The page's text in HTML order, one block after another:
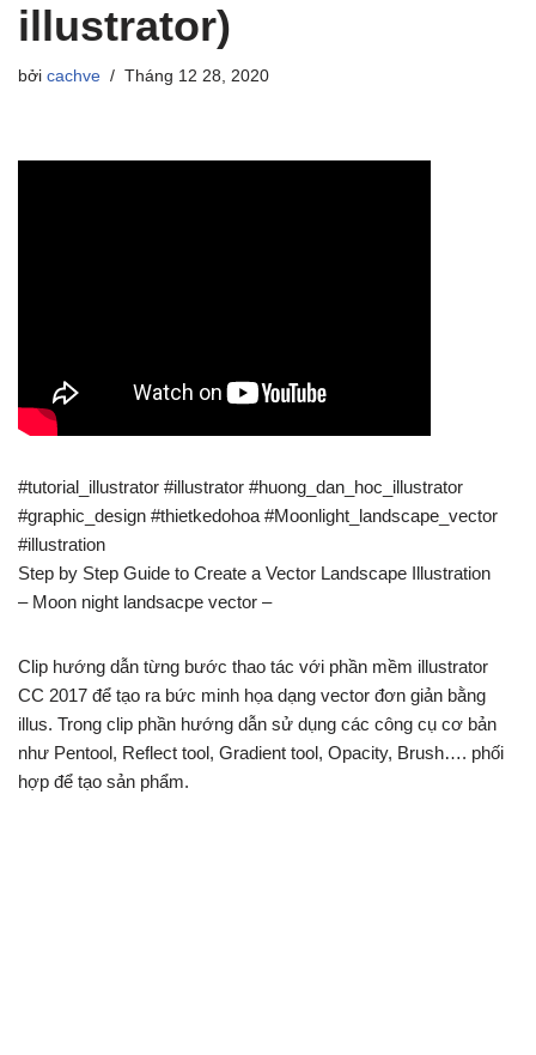
illustrator)
bởi cachve Tháng 12 28, 2020
#tutorial_illustrator #illustrator #huong_dan_hoc_illustrator
#graphic_design #thietkedohoa #Moonlight_landscape_vector
#illustration
Step by Step Guide to Create a Vector Landscape Illustration
– Moon night landsacpe vector –
Clip hướng dẫn từng bước thao tác với phần mềm illustrator
CC 2017 để tạo ra bức minh họa dạng vector đơn giản bằng
illus. Trong clip phần hướng dẫn sử dụng các công cụ cơ bản
như Pentool, Reflect tool, Gradient tool, Opacity, Brush…. phối
hợp để tạo sản phẩm.